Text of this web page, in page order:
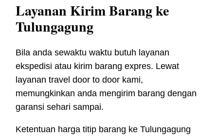
Layanan Kirim Barang ke
Tulungagung
Bila anda sewaktu waktu butuh layanan
ekspedisi atau kirim barang expres. Lewat
layanan travel door to door kami,
memungkinkan anda mengirim barang dengan
garansi sehari sampai.
Ketentuan harga titip barang ke Tulungagung